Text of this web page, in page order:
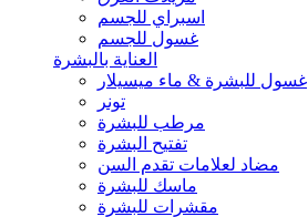
اسبراي للجسم
غسول للجسم
العناية بالبشرة
غسول للبشرة & ماء ميسيلار
تونر
مرطب للبشرة
تفتيح البشرة
مضاد لعلامات تقدم السن
ماسك للبشرة
مقشرات للبشرة